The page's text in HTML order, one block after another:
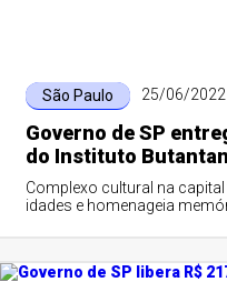
São Paulo 25/06/2022
Governo de SP
do Instituto Butantan
Complexo cultural na
idades e homenageia